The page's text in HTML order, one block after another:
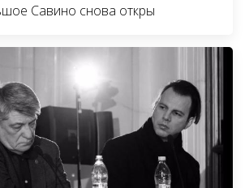
Савино снова откры